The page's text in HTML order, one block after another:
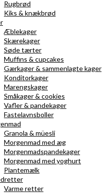
Rugbrød
Kiks & knækbrød
Æblekager
Skærekager
Søde tærter
Muffins & cupcakes
Gærkager & sammenlagte kager
Konditorkager
Marengskager
Småkager & cookies
Vafler & pandekager
Fastelavnsboller
Granola & müesli
Morgenmad med æg
Morgenmadspandekager
Morgenmad med yoghurt
Plantemælk
Varme retter